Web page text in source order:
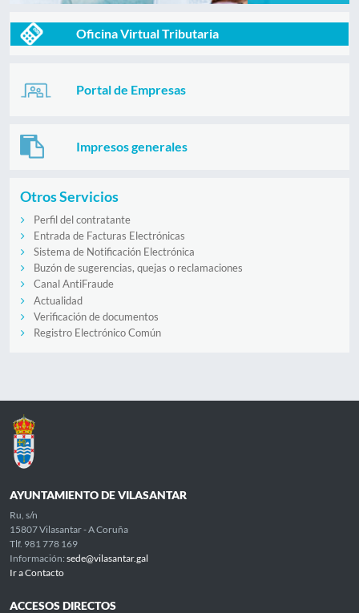
Oficina Virtual Tributaria
Portal de Empresas
Impresos generales
Otros Servicios
Perfil del contratante
Entrada de Facturas Electrónicas
Sistema de Notificación Electrónica
Buzón de sugerencias, quejas o reclamaciones
Canal AntiFraude
Actualidad
Verificación de documentos
Registro Electrónico Común
AYUNTAMIENTO DE VILASANTAR
Ru, s/n
15807 Vilasantar - A Coruña
Tlf. 981 778 169
Información: sede@vilasantar.gal
Ir a Contacto
ACCESOS DIRECTOS